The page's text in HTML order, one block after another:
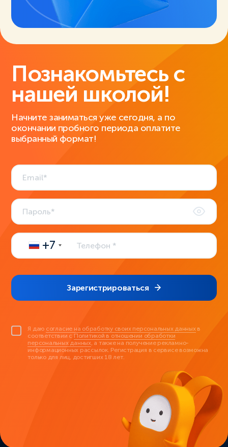
Познакомьтесь с
нашей школой!
Начните заниматься уже сегодня, а по
окончании пробного периода оплатите
выбранный формат!
+7
Зарегистрироваться
Я даю согласие на обработку своих персональных данныхв
соответствии с Политикой в отношении обработки
персональных данных, а также на получение рекламно-
информационных рассылок. Регистрация в сервисе возможна
только для лиц, достигших 18 лет.